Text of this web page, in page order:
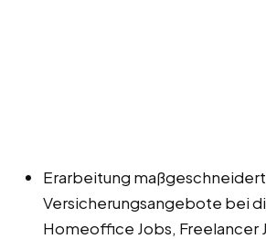
Erarbeitung
Versicherungsangebote bei
Homeoffice Jobs, Freelancer